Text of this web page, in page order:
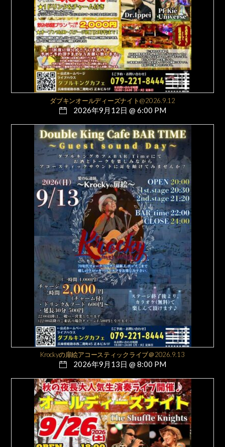
ダブキンオールディーズナイト@2026.9.12
2026年9月12日 @ 6:00 PM
Krockyの扉絵アコースティックライブ＠2026.9.13
2026年9月13日 @ 8:00 PM